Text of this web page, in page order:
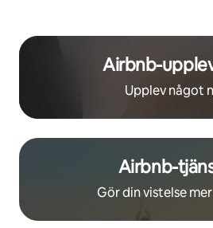
Airbnb-
Upplev något
Airbnb-
Gör din vistelse